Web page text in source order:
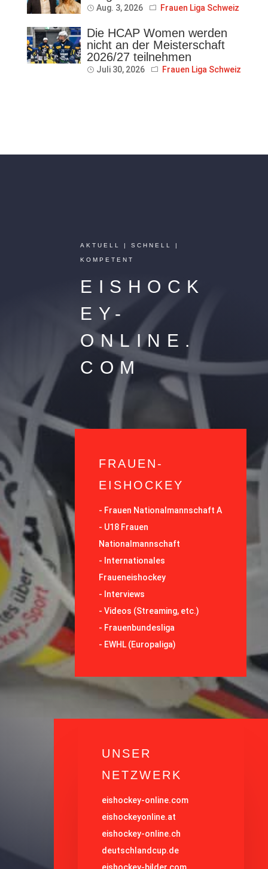
Aug. 3, 2026 Frauen Liga Schweiz
Die HCAP Women werden
nicht an der Meisterschaft
2026/27 teilnehmen
Juli 30, 2026 Frauen Liga Schweiz
AKTUELL | SCHNELL |
KOMPETENT
EISHOCK
EY-
ONLINE.
COM
FRAUEN-
EISHOCKEY
- Frauen Nationalmannschaft A
- U18 Frauen
Nationalmannschaft
- Internationales
Fraueneishockey
- Interviews
-Videos (Streaming, etc.)
- Frauenbundesliga
- EWHL (Europaliga)
UNSER
NETZWERK
eishockey-online.com
eishockeyonline.at
eishockey-online.ch
deutschlandcup.de
eishockey-bilder.com